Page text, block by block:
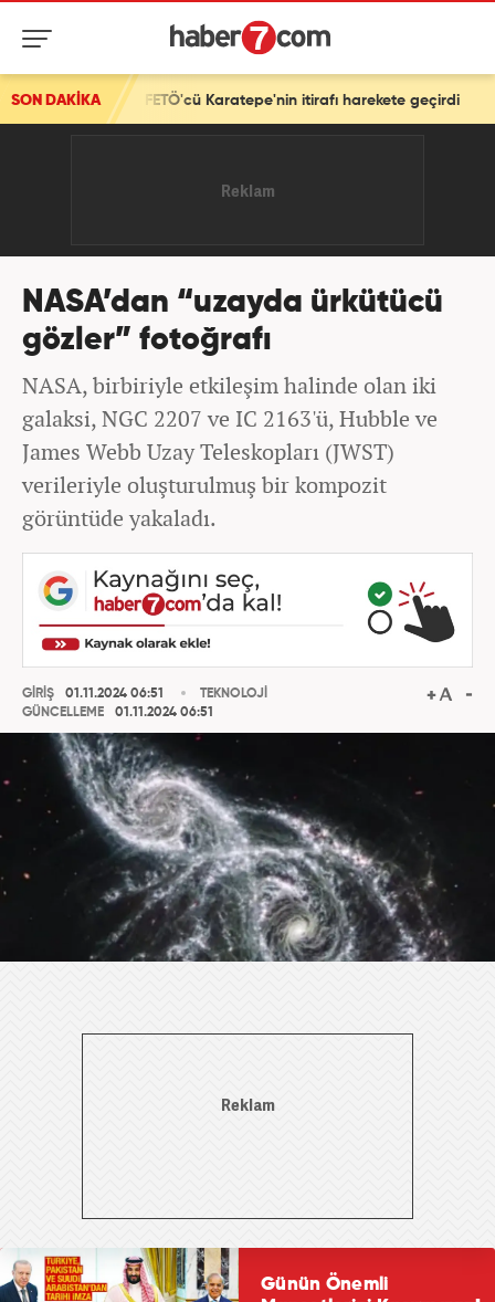
SON DAKİKAKaratepe'nin itirafı harekete geçirdi
NASA’dan “uzayda ürkütücü
gözler” fotoğrafı
NASA, birbiriyle etkileşim halinde olan iki
galaksi, NGC 2207 ve IC 2163'ü, Hubble ve
James Webb Uzay Teleskopları (JWST)
verileriyle oluşturulmuş bir kompozit
görüntüde yakaladı.
GİRİŞ
01.11.2024 06:51
GÜNCELLEME
01.11.2024 06:51
TEKNOLOJİ